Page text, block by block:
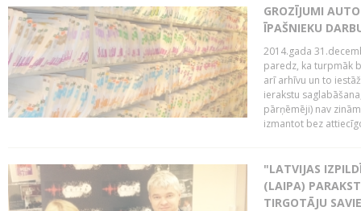
GROZĪJUMI
ĪPAŠNIEKU
2014.gada
paredz, ka turpmāk
arī arhīvu un to
ierakstu
pārņēmēji) nav
izmantot bez
"LATVIJAS
(LAIPA)
TIRGOTĀJU